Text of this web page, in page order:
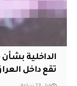
الداخلية
تقع داخل